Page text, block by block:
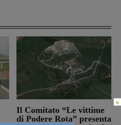
Il Comitato “Le vittime
di Podere Rota” presenta
×